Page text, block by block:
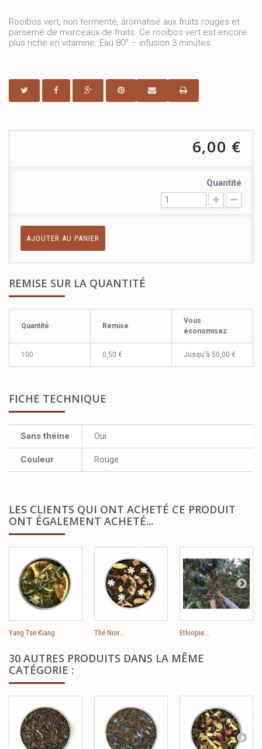
Rooibos vert, non fermenté, aromatisé aux fruits rouges et
parsemé de morceaux de fruits. Ce rooibos vert est encore
plus riche en vitamine. Eau 80° – infusion 3 minutes.
6,00 €
Quantité
AJOUTER AU PANIER
REMISE SUR LA QUANTITÉ
Quantité Remise
Vous
économisez
100 0,50 € Jusqu'à 50,00 €
FICHE TECHNIQUE
Sans théine Oui
Couleur Rouge
LES CLIENTS QUI ONT ACHETÉ CE PRODUIT
ONT ÉGALEMENT ACHETÉ...
Yang Tse Kiang Thé Noir... Ethiopie...
30 AUTRES PRODUITS DANS LA MÊME
CATÉGORIE :